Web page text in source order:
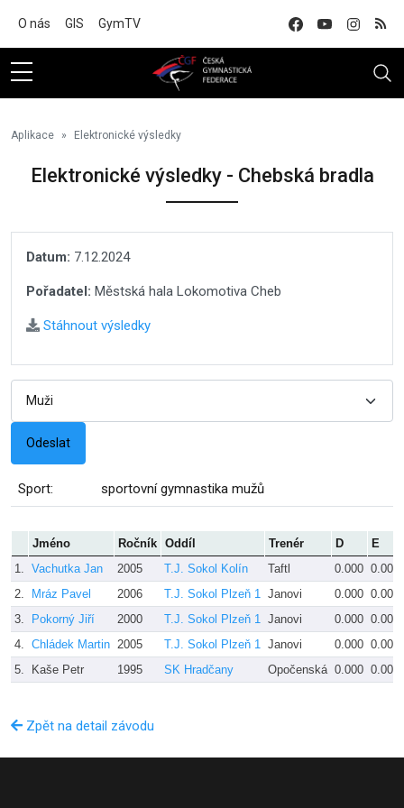
O nás GIS GymTV
Aplikace Elektronické výsledky
Elektronické výsledky - Chebská bradla
Datum: 7.12.2024
Pořadatel: Městská hala Lokomotiva Cheb
Stáhnout výsledky
Sport: sportovní gymnastika mužů
Jméno Ročník Oddíl Trenér D
E
1. Vachutka Jan 2005 T.J. Sokol Kolín Taftl 0.000 0.000
2.
Mráz Pavel 2006 T.J. Sokol Plzeň 1 Janovi 0.000 0.000
3.
Pokorný Jiří 2000 T.J. Sokol Plzeň 1 Janovi 0.000 0.000
4. Chládek Martin 2005 T.J. Sokol Plzeň 1 Janovi 0.000 0.000
5.
Kaše Petr 1995 SK Hradčany Opočenská 0.000 0.000
Zpět na detail závodu